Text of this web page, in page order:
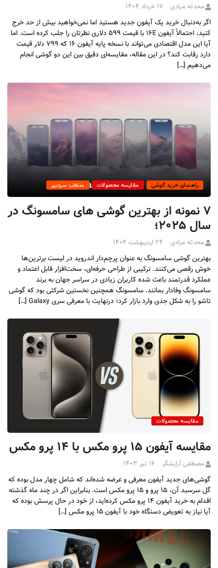
محدثه مرادی ۱۷ خرداد ۱۴۰۴
اگر به‌دنبال خرید یک آیفون جدید هستید اما نمی‌خواهید بیش از حد خرج
کنید، احتمالاً آیفون ۱۶E با قیمت ۵۹۹ دلاری نظرتان را جلب کرده است. اما
آیا این مدل اقتصادی می‌تواند با نسخه پایه آیفون ۱۶ که ۷۹۹ دلار قیمت
دارد رقابت کند؟ در این مقاله، مقایسه‌ای دقیق بین این دو گوشی انجام
می‌دهیم […]
راهنمای خرید گوشی مقایسه محصولات منتخب سردبیر
۷ نمونه از بهترین گوشی های سامسونگ در
سال ۲۰۲۵؛
محدثه مرادی ۲۴ اردیبهشت ۱۴۰۴
بهترین گوشی‌ سامسونگ به عنوان پرچم‌دار اندروید در لیست برترین‌ها
خوش رقصی می‌کنند. ترکیبی از طراحی حرفه‌ای، سخت‌افزار قابل اعتماد و
عملکرد قدرتمند باعث شده کاربران زیادی در سراسر جهان به برند
سامسونگ وفادار بمانند. سامسونگ همچنین نخستین شرکتی بود که گوشی
تاشو را به شکل جدی وارد بازار کرد؛ درنهایت با معرفی سری Galaxy […]
مقایسه محصولات
مقایسه آیفون ۱۵ پرو مکس با ۱۴ پرو مکس
مصطفی آرایشگر ۱۶ تیر ۱۴۰۳
گوشی‌های جدید آیفون معرفی و عرضه شده‌اند که شامل چهار مدل بوده که
گل سرسبد آن، ۱۵ پرو و ۱۵ پرو مکس است. بنابراین اگر در چند ماه گذشته
اقدام به خرید آیفون ۱۴ پرو مکس کرده‌اید، از خود در حال پرسش بوده که
آیا نیاز به تعویض دستگاه خود با آیفون ۱۵ پرو مکس […]